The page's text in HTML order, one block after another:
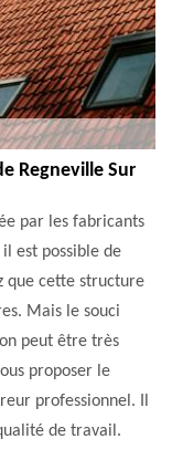
Regneville Sur
par les fabricants
est possible de
que cette structure
Mais le souci
peut être très
proposer le
professionnel. Il
de travail.